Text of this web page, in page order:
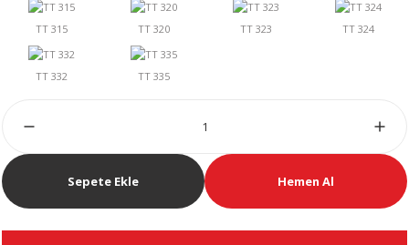
Sepete Ekle Hemen Al